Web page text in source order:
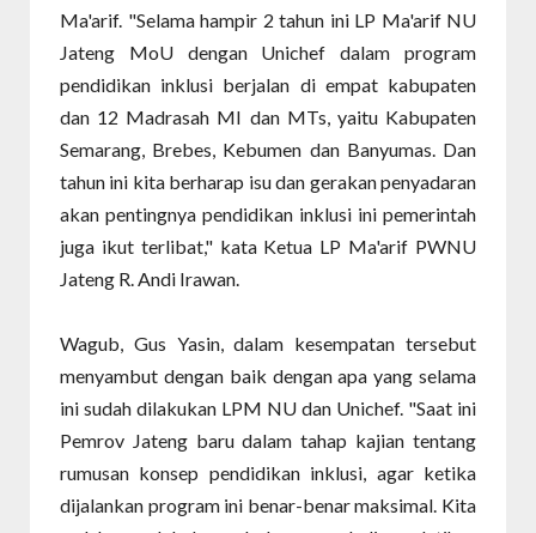
Ma'arif. "Selama hampir 2 tahun ini LP Ma'arif NU
Jateng MoU dengan Unichef dalam program
pendidikan inklusi berjalan di empat kabupaten
dan 12 Madrasah MI dan MTs, yaitu Kabupaten
Semarang, Brebes, Kebumen dan Banyumas. Dan
tahun ini kita berharap isu dan gerakan penyadaran
akan pentingnya pendidikan inklusi ini pemerintah
juga ikut terlibat," kata Ketua LP Ma'arif PWNU
Jateng R. Andi Irawan.
Wagub, Gus Yasin, dalam kesempatan tersebut
menyambut dengan baik dengan apa yang selama
ini sudah dilakukan LPM NU dan Unichef. "Saat ini
Pemrov Jateng baru dalam tahap kajian tentang
rumusan konsep pendidikan inklusi, agar ketika
dijalankan program ini benar-benar maksimal. Kita